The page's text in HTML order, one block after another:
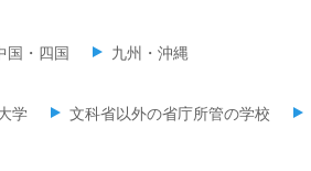
国・四国 九州・沖縄
学 文科省以外の省庁所管の学校